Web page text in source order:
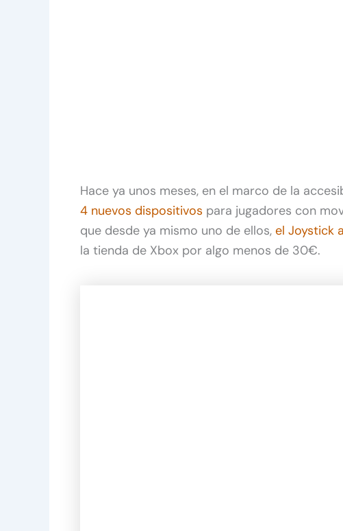
Hace ya unos meses, en el marco de la
4 nuevos dispositivos para jugadores con
que desde ya mismo uno de ellos, el Joystick
la tienda de Xbox por algo menos de 30€.